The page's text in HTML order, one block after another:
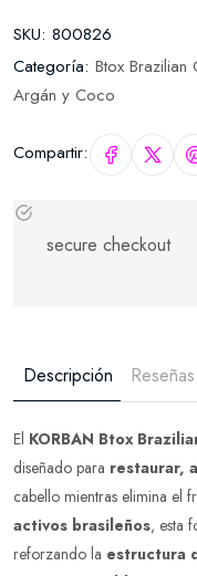
SKU: 800826
Categoría: Btox
Argán y Coco
Compartir:
secure checkout
Descripción
El KORBAN Btox
diseñado para restaurar,
cabello mientras elimina el
activos brasileños, esta
reforzando la estructura